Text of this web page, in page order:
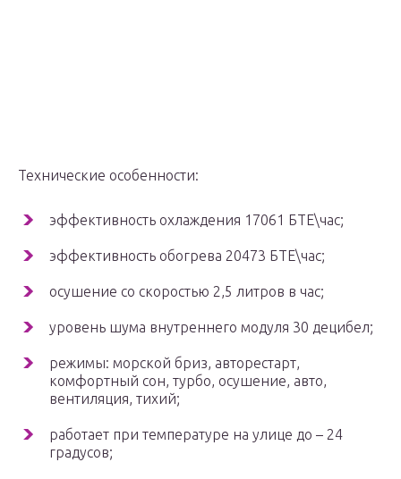
Технические особенности:
эффективность охлаждения 17061 БТЕ\час;
эффективность обогрева 20473 БТЕ\час;
осушение со скоростью 2,5 литров в час;
уровень шума внутреннего модуля 30 децибел;
режимы: морской бриз, авторестарт,
комфортный сон, турбо, осушение, авто,
вентиляция, тихий;
работает при температуре на улице до – 24
градусов;